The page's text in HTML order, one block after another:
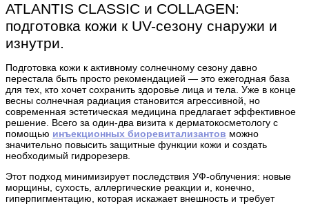
ATLANTIS CLASSIC и COLLAGEN:
подготовка кожи к UV-сезону снаружи и
изнутри.
Подготовка кожи к активному солнечному сезону давно
перестала быть просто рекомендацией — это ежегодная база
для тех, кто хочет сохранить здоровье лица и тела. Уже в конце
весны солнечная радиация становится агрессивной, но
современная эстетическая медицина предлагает эффективное
решение. Всего за один-два визита к дерматокосметологу с
помощью инъекционных биоревитализантов можно
значительно повысить защитные функции кожи и создать
необходимый гидрорезерв.
Этот подход минимизирует последствия УФ-облучения: новые
морщины, сухость, аллергические реакции и, конечно,
гиперпигментацию, которая искажает внешность и требует